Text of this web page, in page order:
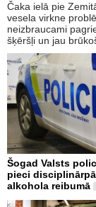
Čaka ielā pie
vesela virkne
neizbraucami
šķēršļi un jau
Šogad Valsts
pieci
alkohola reibumā